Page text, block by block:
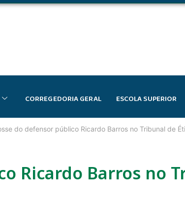
CORREGEDORIA GERAL ESCOLA SUPERIOR
do defensor público Ricardo Barros no Tribunal de
Ricardo Barros no